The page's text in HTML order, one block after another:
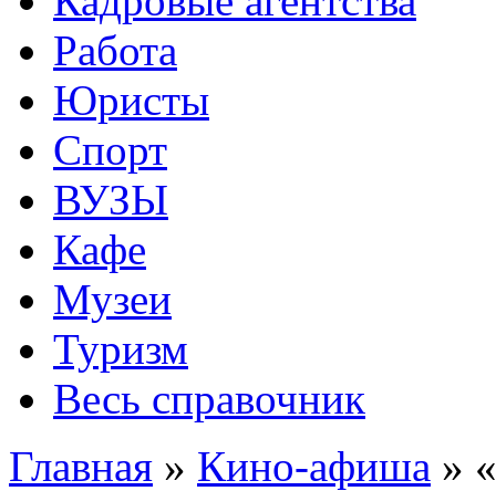
Работа
Юристы
Спорт
ВУЗЫ
Кафе
Музеи
Туризм
Весь справочник
Главная » Кино-афиша »